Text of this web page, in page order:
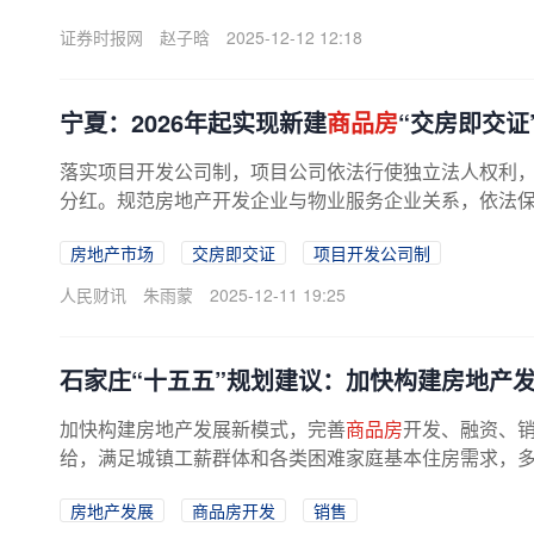
证券时报网 赵子晗 2025-12-12 12:18
宁夏：2026年起实现新建商品房“交房即交
落实项目开发公司制，项目公司依法行使独立法人权利
分红。规范房地产开发企业与物业服务企业关系，依法
房地产市场 交房即交证
项目开发公司制
人民财讯
朱雨蒙 2025-12-11 19:25
石家庄“十五五”规划建议：加快构建房地产
加快构建房地产发展新模式，完善商品房开发、融资、
给，满足城镇工薪群体和各类困难家庭基本住房需求，
房地产发展 商品房开发
销售